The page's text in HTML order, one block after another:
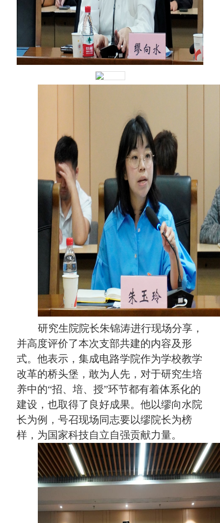
研究生院院长朱锦涛进行现场分享，
并高度评价了本次支部共建的内容及形
式。他表示，集成电路学院作为学校教学
改革的桥头堡，敢为人先，对于研究生培
养中的“招、培、授”环节都有着体系化的
建设，也取得了良好成果。他以缪向水院
长为例，号召现场同志要以缪院长为榜
样，为国家科技自立自强贡献力量。